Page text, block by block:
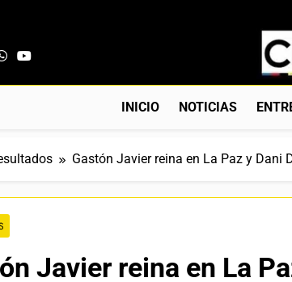
Web
INICIO NOTICIAS
Gastón Javier reina en La Paz y Dani
Javier reina en La